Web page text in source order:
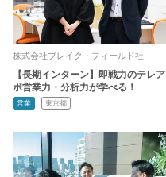
株式会社ブレイク・フィールド社
【長期インターン】即戦力のテレア
ポ営業力・分析力が学べる！
営業 東京都